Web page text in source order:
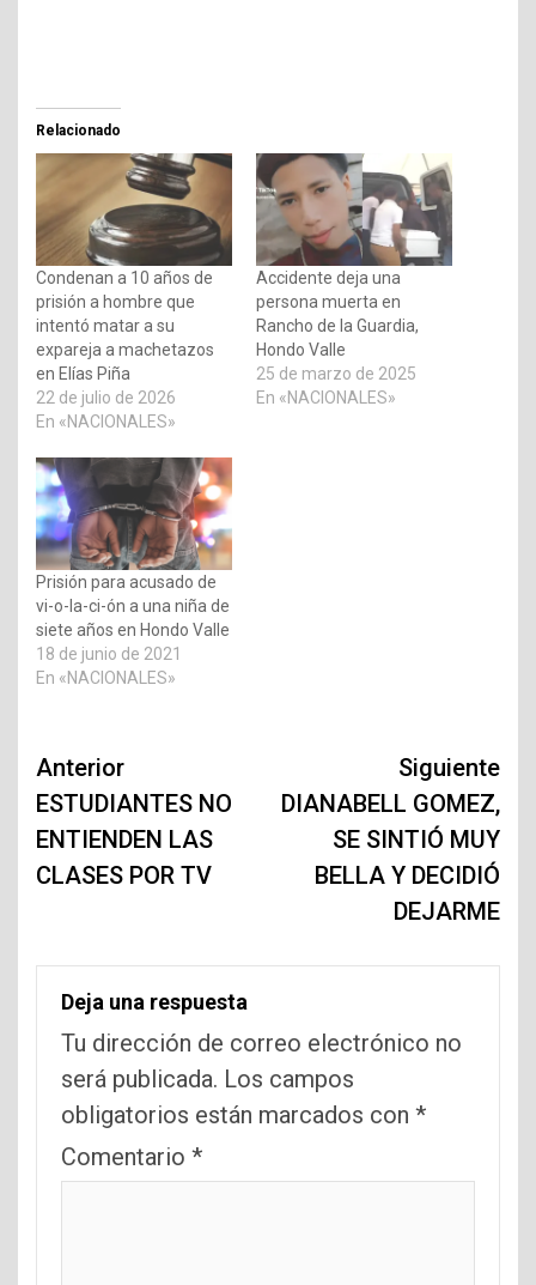
Relacionado
Condenan a 10 años de
prisión a hombre que
intentó matar a su
expareja a machetazos
en Elías Piña
22 de julio de 2026
En «NACIONALES»
Accidente deja una
persona muerta en
Rancho de la Guardia,
Hondo Valle
25 de marzo de 2025
En «NACIONALES»
Prisión para acusado de
vi-o-la-ci-ón a una niña de
siete años en Hondo Valle
18 de junio de 2021
En «NACIONALES»
Navegación
de
entradas
Anterior
ESTUDIANTES NO
ENTIENDEN LAS
CLASES POR TV
Siguiente
DIANABELL GOMEZ,
SE SINTIÓ MUY
BELLA Y DECIDIÓ
DEJARME
Deja una respuesta
Tu dirección de correo electrónico no
será publicada. Los campos
obligatorios están marcados con *
Comentario *